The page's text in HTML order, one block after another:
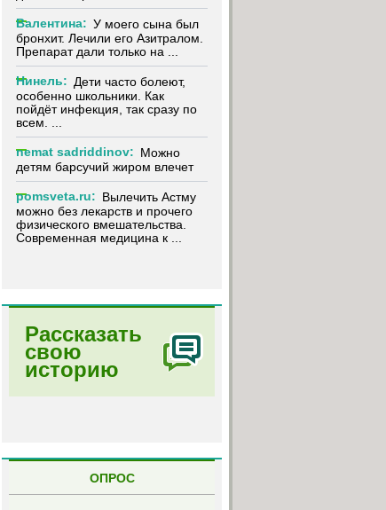
Валентина: У моего сына был
бронхит. Лечили его Азитралом.
Препарат дали только на ...
Нинель: Дети часто болеют,
особенно школьники. Как
пойдёт инфекция, так сразу по
всем. ...
nemat sadriddinov: Можно
детям барсучий жиром влечет
pomsveta.ru: Вылечить Астму
можно без лекарств и прочего
физического вмешательства.
Современная медицина к ...
Рассказать
свою
историю
ОПРОС